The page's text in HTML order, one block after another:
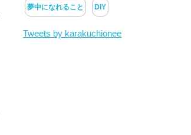
夢中になれること DIY
Tweets by karakuchionee